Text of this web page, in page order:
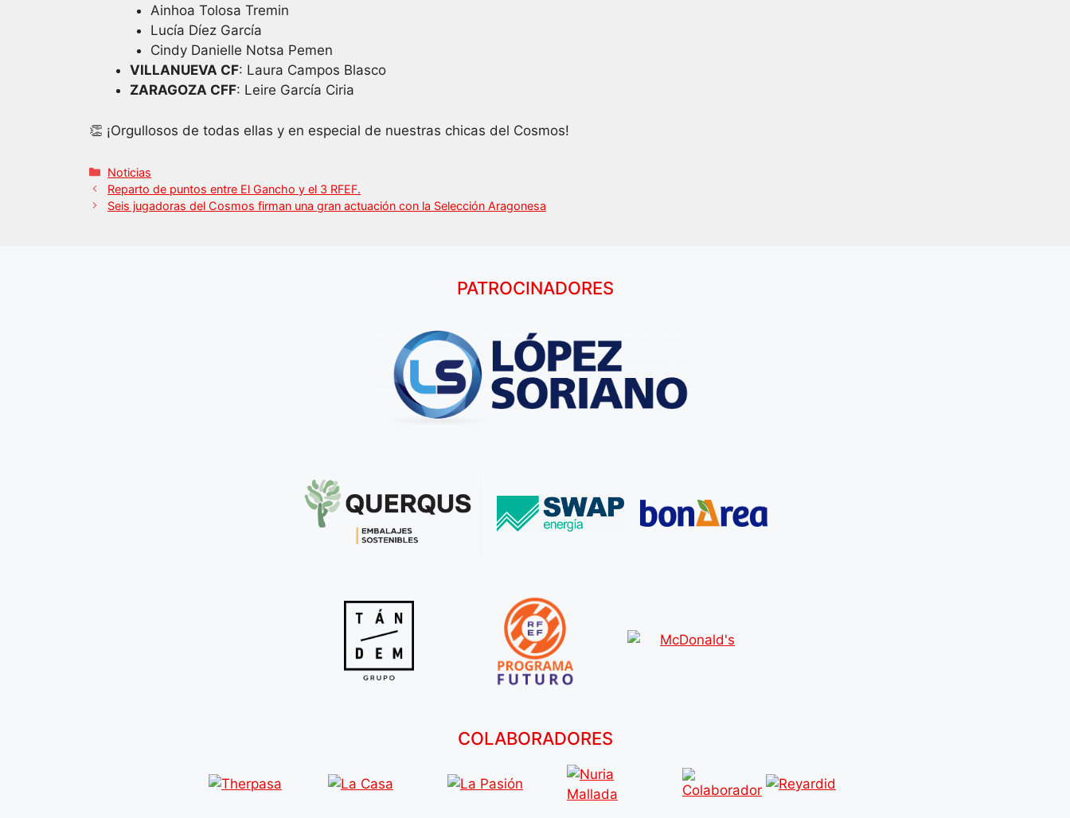
Ainhoa Tolosa Tremin
Lucía Díez García
Cindy Danielle Notsa Pemen
VILLANUEVA CF: Laura Campos Blasco
ZARAGOZA CFF: Leire García Ciria
👏 ¡Orgullosos de todas ellas y en especial de nuestras chicas del Cosmos!
Categorías
Noticias
Reparto de puntos entre El Gancho y el 3 RFEF.
Seis jugadoras del Cosmos firman una gran actuación con la Selección Aragonesa
PATROCINADORES
COLABORADORES